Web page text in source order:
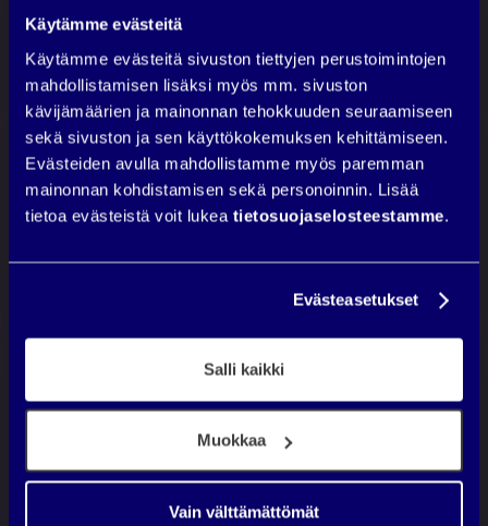
Käytämme evästeitä
Käytämme evästeitä sivuston tiettyjen perustoimintojen
mahdollistamisen lisäksi myös mm. sivuston
kävijämäärien ja mainonnan tehokkuuden seuraamiseen
sekä sivuston ja sen käyttökokemuksen kehittämiseen.
Evästeiden avulla mahdollistamme myös paremman
mainonnan kohdistamisen sekä personoinnin. Lisää
tietoa evästeistä voit lukea tietosuojaselosteestamme.
Evästeasetukset
Salli kaikki
Muokkaa
Vain välttämättömät